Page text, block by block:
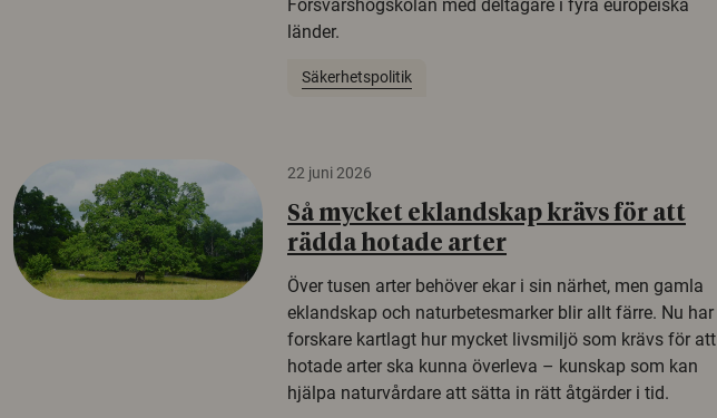
Försvarshögskolan med deltagare i fyra europeiska
länder.
Säkerhetspolitik
22 juni 2026
Så mycket eklandskap krävs för att
rädda hotade arter
Över tusen arter behöver ekar i sin närhet, men gamla
eklandskap och naturbetesmarker blir allt färre. Nu har
forskare kartlagt hur mycket livsmiljö som krävs för att
hotade arter ska kunna överleva – kunskap som kan
hjälpa naturvårdare att sätta in rätt åtgärder i tid.